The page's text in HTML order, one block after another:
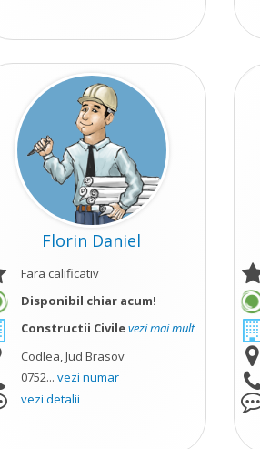
vezi mai mult
Florin Daniel
Fara calificativ
Disponibil chiar acum!
Constructii Civilevezi mai mult
Codlea, Jud Brasov
0752...vezi numar
vezi detalii